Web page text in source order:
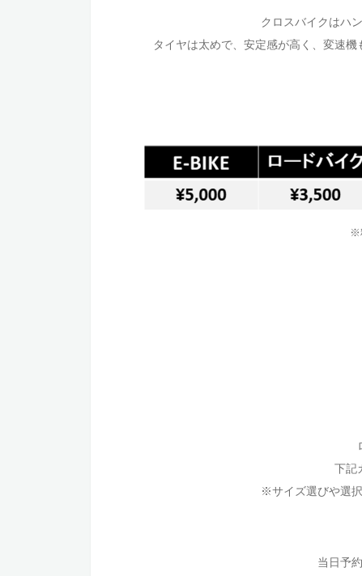
クロスバイクはハ
タイヤは太めで、安定感が高く、変速
※
下記
※サイズ選びや選
当日予